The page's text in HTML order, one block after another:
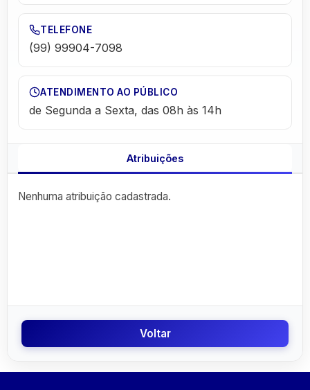
TELEFONE
(99) 99904-7098
ATENDIMENTO AO PÚBLICO
de Segunda a Sexta, das 08h às 14h
Atribuições
Nenhuma atribuição cadastrada.
Voltar